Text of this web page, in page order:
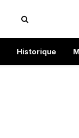
Historique